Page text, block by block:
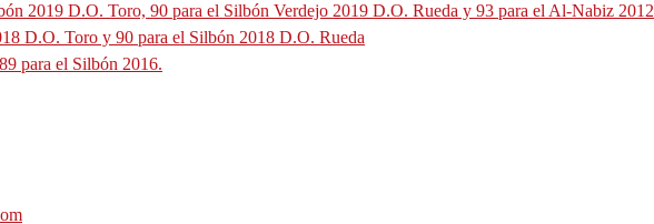
2019 D.O. Toro, 90 para el Silbón Verdejo 2019 D.O. Rueda y 93 para el Al-Nabiz 2012
D.O. Toro y 90 para el Silbón 2018 D.O. Rueda
para el Silbón 2016.